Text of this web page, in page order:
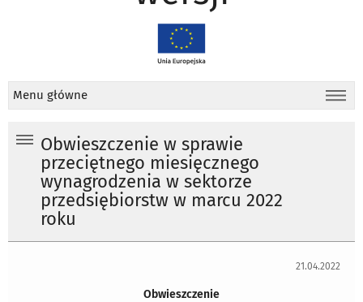
Menu główne
Obwieszczenie w sprawie
przeciętnego miesięcznego
wynagrodzenia w sektorze
przedsiębiorstw w marcu 2022
roku
21.04.2022
Obwieszczenie